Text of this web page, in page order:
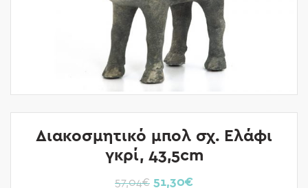
Διακοσμητικό μπολ σχ. Ελάφι
γκρί, 43,5cm
57,04€ 51,30€